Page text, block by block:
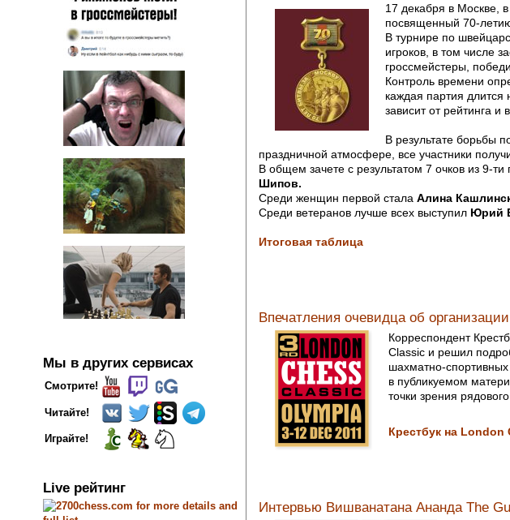
Мы в других сервисах
Смотрите!
Читайте!
Играйте!
Live рейтинг
17 декабря в Москве,
посвященный 70-
В турнире по
игроков, в том числе
гроссмейстеры,
Контроль времени
каждая партия
зависит от рейтинга и
В результате борьбы
праздничной атмосфере, все участники
В общем зачете с результатом 7 очков из 9-
Шипов.
Среди женщин первой стала Алина
Среди ветеранов лучше всех выступил Юрий
Итоговая таблица
Впечатления очевидца об
Корреспондент
Classic и решил
шахматно-
в публикуемом
точки зрения
Крестбук на London
Интервью Вишванатана Ананда The